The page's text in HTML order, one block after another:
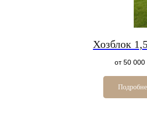
Хозблок
от 50 000